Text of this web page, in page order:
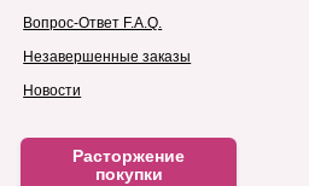
Вопрос-Ответ F.A.Q.
Незавершенные заказы
Новости
Расторжение
покупки